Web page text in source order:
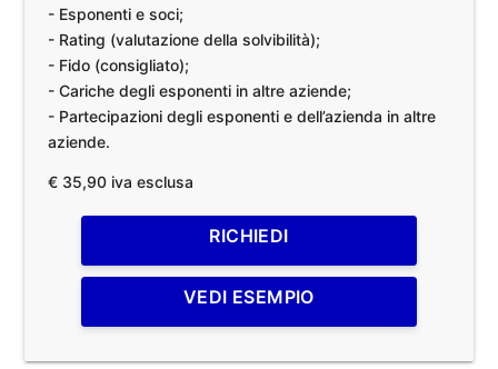
- Esponenti e soci;
- Rating (valutazione della solvibilità);
- Fido (consigliato);
- Cariche degli esponenti in altre aziende;
- Partecipazioni degli esponenti e dell’azienda in altre
aziende.
€ 35,90 iva esclusa
RICHIEDI
VEDI ESEMPIO